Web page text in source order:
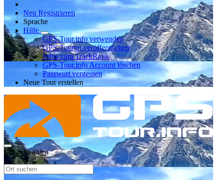
Neu Registrieren
Sprache
Hilfe
GPS-Tour.info verwenden
GPS-Touren veröffentlichen
Infos zum TrackRank
GPS-Tour.info Account löschen
Passwort vergessen
Neue Tour erstellen
Ort auswählen